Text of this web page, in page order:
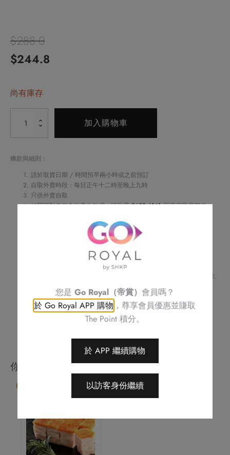
$288.0
原
價
格：
$288.0。
$244.8
格：
$244.8。
尚有庫存
保
加入購物車
條款與細則：
請於取貨日期 / 時間預早兩小時或之前預訂
自取外賣時段：每日正午十二時至晚上九時
只供外賣自取
如閣下對任何食物產生敏感，請致電2622 6161與酒店職員聯絡
訂單詳情及取貨時間將會透過電話或電郵確認
請務必檢查所填資料，以確保交易快捷及順利
訂單一經確認，不可更改、取消或退款
不可補發、更換或購買其他產品
帝京酒店保留修改優惠條款及細則、更改或終止此優惠之權利，恕不
如有任何爭議，帝京酒店保留最終決定權
你可能會喜歡
您是 Go Royal（帝賞） 會員嗎？
於 Go Royal APP 購物 ，尊享會員優惠並賺取
The Point 積分。
於 APP 繼續購物
以訪客身份繼續